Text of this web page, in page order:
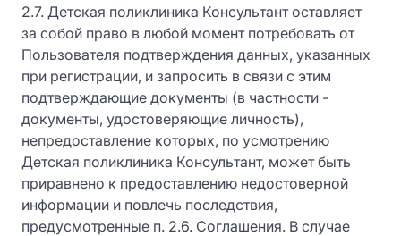
2.7. Детская поликлиника Консультант оставляет
за собой право в любой момент потребовать от
Пользователя подтверждения данных, указанных
при регистрации, и запросить в связи с этим
подтверждающие документы (в частности -
документы, удостоверяющие личность),
непредоставление которых, по усмотрению
Детская поликлиника Консультант, может быть
приравнено к предоставлению недостоверной
информации и повлечь последствия,
предусмотренные п. 2.6. Соглашения. В случае